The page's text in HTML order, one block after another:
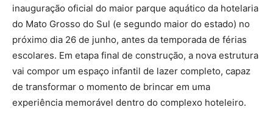
inauguração oficial do maior parque aquático da hotelaria
do Mato Grosso do Sul (e segundo maior do estado) no
próximo dia 26 de junho, antes da temporada de férias
escolares. Em etapa final de construção, a nova estrutura
vai compor um espaço infantil de lazer completo, capaz
de transformar o momento de brincar em uma
experiência memorável dentro do complexo hoteleiro.